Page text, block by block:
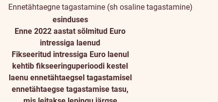
Ennetähtaegne tagastamine (sh osaline tagastamine)
esinduses
Enne 2022 aastat sõlmitud Euro
intressiga laenud
Fikseeritud intressiga Euro laenul
kehtib fikseeringuperioodi kestel
laenu ennetähtaegsel tagastamisel
ennetähtaegse tagastamise tasu,